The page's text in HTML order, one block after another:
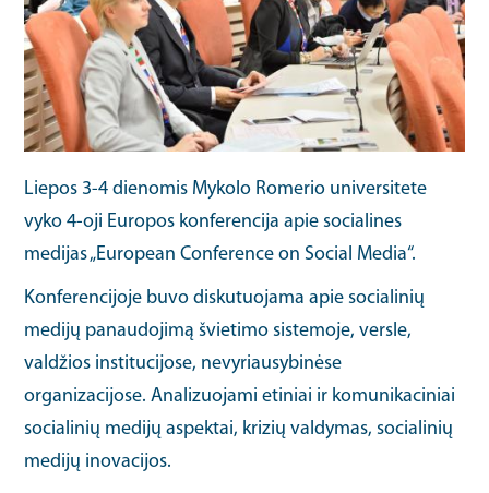
Liepos 3-4 dienomis Mykolo Romerio universitete
vyko 4-oji Europos konferencija apie socialines
medijas „European Conference on Social Media“.
Konferencijoje buvo diskutuojama apie socialinių
medijų panaudojimą švietimo sistemoje, versle,
valdžios institucijose, nevyriausybinėse
organizacijose. Analizuojami etiniai ir komunikaciniai
socialinių medijų aspektai, krizių valdymas, socialinių
medijų inovacijos.